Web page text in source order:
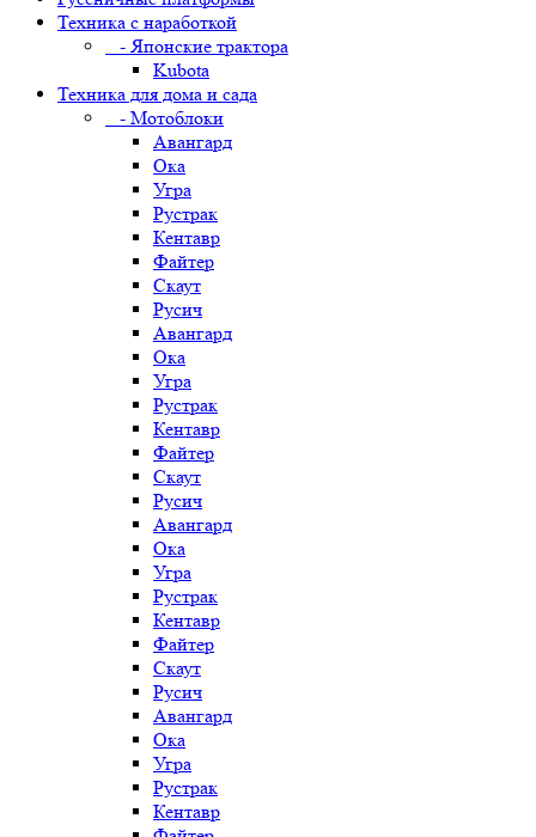
Техника с наработкой
- Японские трактора
Kubota
Техника для дома и сада
- Мотоблоки
Авангард
Ока
Угра
Рустрак
Кентавр
Файтер
Скаут
Русич
Авангард
Ока
Угра
Рустрак
Кентавр
Файтер
Скаут
Русич
Авангард
Ока
Угра
Рустрак
Кентавр
Файтер
Скаут
Русич
Авангард
Ока
Угра
Рустрак
Кентавр